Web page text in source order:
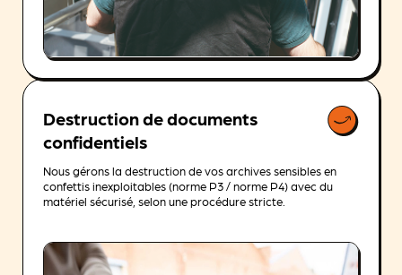
Destruction de documents
confidentiels
Nous gérons la destruction de vos archives sensibles en
confettis inexploitables (norme P3 / norme P4) avec du
matériel sécurisé, selon une procédure stricte.